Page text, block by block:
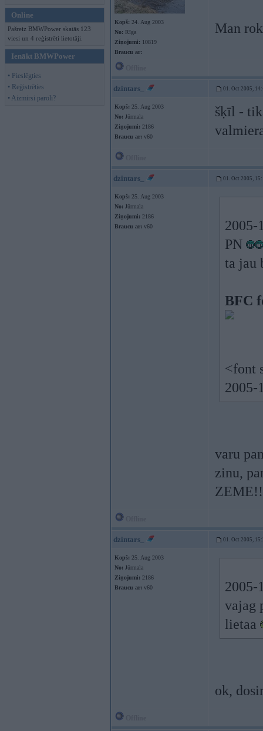
Online
Pašreiz BMWPower skatās 123
viesi un 4 reģistrēti lietotāji.
Ienākt BMWPower
• Pieslēgties
• Reģistrēties
• Aizmirsi paroli?
Kopš: 24. Aug 2003
No: Rīga
Ziņojumi: 10819
Braucu ar:
Man
dzintars_ 01. Oct 2005,
Kopš: 25. Aug 2003
No: Jūrmala
Ziņojumi: 2186
Braucu ar: v60
šķīl -
dzintars_ 01. Oct 2005,
Kopš: 25. Aug 2003
No: Jūrmala
Ziņojumi: 2186
Braucu ar: v60
2005-
PN
ta jau
BFC
<font
2005-
varu
zinu,
dzintars_ 01. Oct 2005,
Kopš: 25. Aug 2003
No: Jūrmala
Ziņojumi: 2186
Braucu ar: v60
2005-
vajag
lietaa
ok,